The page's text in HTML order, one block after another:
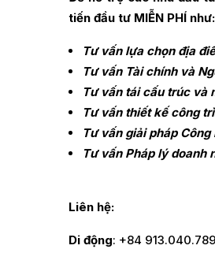
tiến đầu tư MIỄN PHÍ như:
Tư vấn lựa chọn địa
Tư vấn Tài chính và
Tư vấn tái cấu trúc và
Tư vấn thiết kế công
Tư vấn giải pháp
Tư vấn Pháp lý doanh
Liên hệ:
Di động: +84 913.040.789